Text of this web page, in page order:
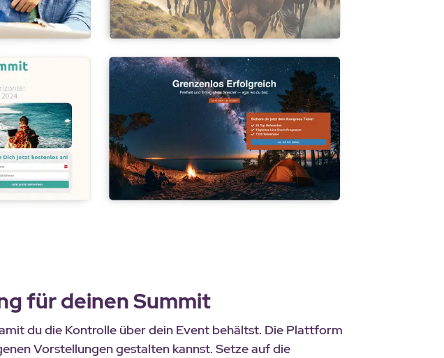
für deinen Summit
du die Kontrolle über dein Event behältst. Die Plattform
Vorstellungen gestalten kannst. Setze auf die